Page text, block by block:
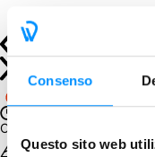
Consenso
Questo sito web
Chiuso con successo